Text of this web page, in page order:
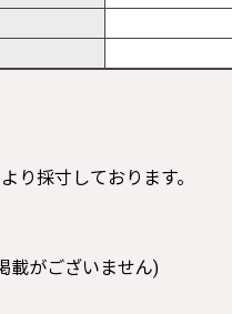
り採寸しております。
載がございません)